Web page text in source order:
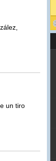
un tiro